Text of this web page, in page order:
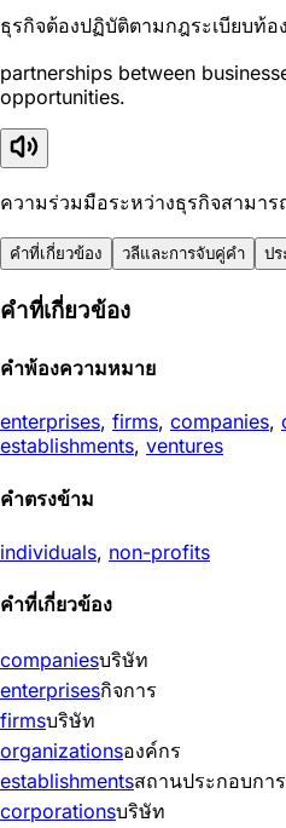
ธุรกิจต้องปฏิบัติตามกฎระเบียบท้อ
partnerships between
opportunities.
ความร่วมมือระหว่างธุรกิจสามา
คำที่เกี่ยวข้อง วลีและการจับคู่คำ ปร
คำที่เกี่ยวข้อง
คำพ้องความหมาย
enterprises, firms, companies,
establishments, ventures
คำตรงข้าม
individuals, non-profits
คำที่เกี่ยวข้อง
companiesบริษัท
enterprisesกิจการ
firmsบริษัท
organizationsองค์กร
establishmentsสถานประกอบการ
corporationsบริษัท